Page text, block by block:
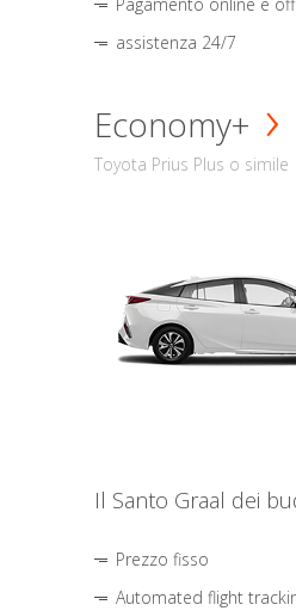
assistenza 24/7
Economy+
Toyota Prius Plus o simile
Il Santo Graal dei
Prezzo fisso
Automated flight